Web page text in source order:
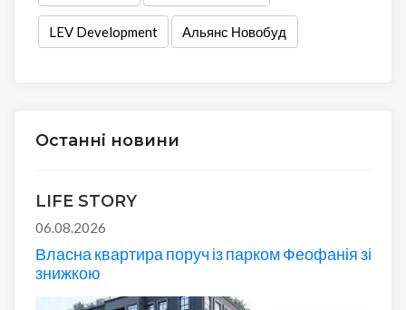
LEV Development Альянс Новобуд
Останні новини
LIFE STORY
06.08.2026
Власна квартира поруч із парком Феофанія зі
знижкою